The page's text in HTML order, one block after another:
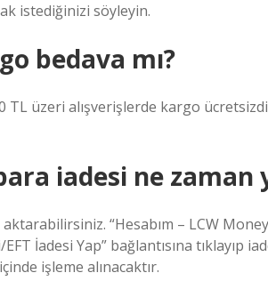
istediğinizi söyleyin.
bedava mı?
TL üzeri alışverişlerde kargo
iadesi ne zaman
“Hesabım – LCW
İadesi Yap” bağlantısına tıklayıp
işleme alınacaktır.